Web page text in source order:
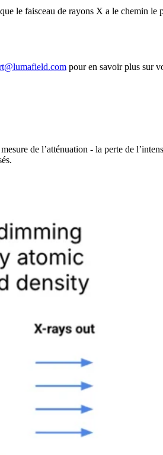
le faisceau de rayons X a le chemin le
pour en savoir plus sur
de l’atténuation - la perte de